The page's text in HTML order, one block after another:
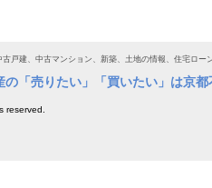
戸建、中古マンション、新築、土地の情報、住宅ロー
「売りたい」「買いたい」は京
reserved.